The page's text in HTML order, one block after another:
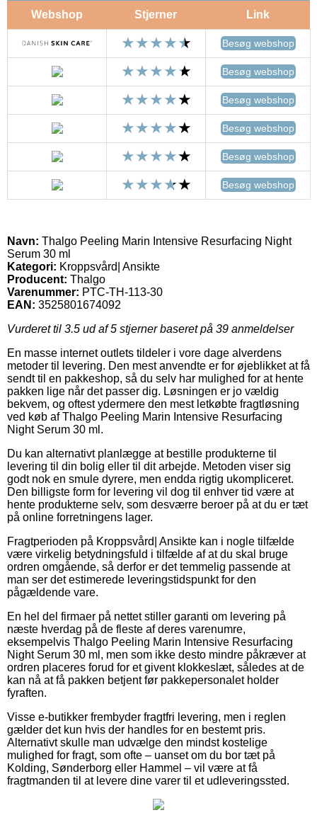
Webshop Stjerner Link
Besøg webshop
Besøg webshop
Besøg webshop
Besøg webshop
Besøg webshop
Besøg webshop
Navn: Thalgo Peeling Marin Intensive Resurfacing Night
Serum 30 ml
Kategori: Kroppsvård| Ansikte
Producent: Thalgo
Varenummer: PTC-TH-113-30
EAN: 3525801674092
Vurderet til 3.5 ud af 5 stjerner baseret på 39 anmeldelser
En masse internet outlets tildeler i vore dage alverdens
metoder til levering. Den mest anvendte er for øjeblikket at få
sendt til en pakkeshop, så du selv har mulighed for at hente
pakken lige når det passer dig. Løsningen er jo vældig
bekvem, og oftest ydermere den mest letkøbte fragtløsning
ved køb af Thalgo Peeling Marin Intensive Resurfacing
Night Serum 30 ml.
Du kan alternativt planlægge at bestille produkterne til
levering til din bolig eller til dit arbejde. Metoden viser sig
godt nok en smule dyrere, men endda rigtig ukompliceret.
Den billigste form for levering vil dog til enhver tid være at
hente produkterne selv, som desværre beroer på at du er tæt
på online forretningens lager.
Fragtperioden på Kroppsvård| Ansikte kan i nogle tilfælde
være virkelig betydningsfuld i tilfælde af at du skal bruge
ordren omgående, så derfor er det temmelig passende at
man ser det estimerede leveringstidspunkt for den
pågældende vare.
En hel del firmaer på nettet stiller garanti om levering på
næste hverdag på de fleste af deres varenumre,
eksempelvis Thalgo Peeling Marin Intensive Resurfacing
Night Serum 30 ml, men som ikke desto mindre påkræver at
ordren placeres forud for et givent klokkeslæt, således at de
kan nå at få pakken betjent før pakkepersonalet holder
fyraften.
Visse e-butikker frembyder fragtfri levering, men i reglen
gælder det kun hvis der handles for en bestemt pris.
Alternativt skulle man udvælge den mindst kostelige
mulighed for fragt, som ofte – uanset om du bor tæt på
Kolding, Sønderborg eller Hammel – vil være at få
fragtmanden til at levere dine varer til et udleveringssted.